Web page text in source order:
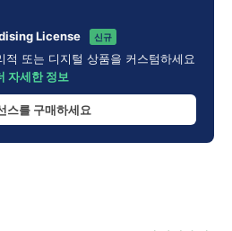
License 신규
적 또는 디지털 상품을 커스텀하세요
자세한 정보
스를 구매하세요